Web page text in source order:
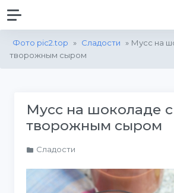
Фото pic2.top » Сладости
» Мусс на
творожным сыром
Мусс на шоколаде с
творожным сыром
Сладости